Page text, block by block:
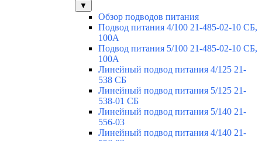
▼
Обзор подводов питания
Подвод питания 4/100 21-485-02-10 СБ,
100А
Подвод питания 5/100 21-485-02-10 СБ,
100А
Линейный подвод питания 4/125 21-
538 СБ
Линейный подвод питания 5/125 21-
538-01 СБ
Линейный подвод питания 5/140 21-
556-03
Линейный подвод питания 4/140 21-